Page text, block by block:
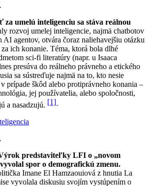
za umelú inteligenciu sa stáva reálnou
rozvoj umelej inteligencie, najmä chatbotov
AI agentov, otvára čoraz naliehavejšiu otázku
ich konanie. Téma, ktorá bola dlhé
sci-fi literatúry (napr. u Isaaca
presúva do reálneho právneho a etického
sa sústreďuje najmä na to, kto nesie
prípade škôd alebo protiprávneho konania –
jej používatelia, alebo spoločnosti,
a nasadzujú. [1]
predstaviteľky LFI o „novom
spor o demografickú zmenu.
Imane El Hamzaouiová z hnutia La
vyvolala diskusiu svojím vystúpením o